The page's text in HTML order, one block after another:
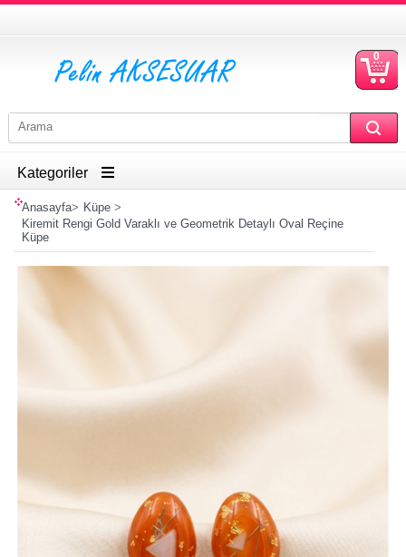
0
Kategoriler
Anasayfa> Küpe>
Kiremit Rengi Gold Varaklı ve Geometrik Detaylı Oval Reçine
Küpe